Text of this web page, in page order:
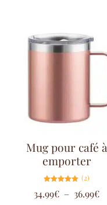
Mug pour café à
emporter
5.00
sur 5
(2)
34.99€ – 36.99€